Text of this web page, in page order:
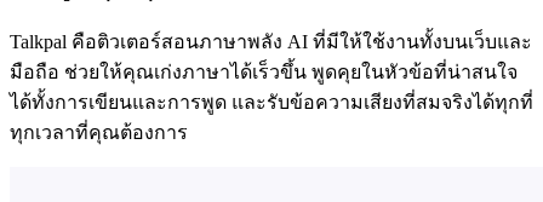
Talkpal คือติวเตอร์สอนภาษาพลัง AI ที่มีให้ใช้งานทั้งบนเว็บและ
มือถือ ช่วยให้คุณเก่งภาษาได้เร็วขึ้น พูดคุยในหัวข้อที่น่าสนใจ
ได้ทั้งการเขียนและการพูด และรับข้อความเสียงที่สมจริงได้ทุกที่
ทุกเวลาที่คุณต้องการ